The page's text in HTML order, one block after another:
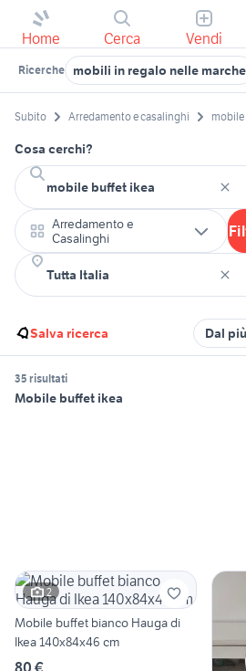
Home Cerca Vendi
Ricerche mobili in regalo nelle marche
Subito Arredamento e casalinghi
Cosa cerchi?
Arredamento e
Casalinghi
Salva ricerca Dal
35 risultati
Mobile buffet ikea
2
Mobile buffet bianco Hauga di
Ikea 140x84x46 cm